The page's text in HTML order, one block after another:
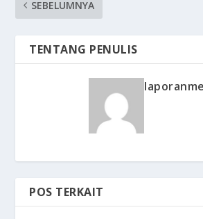
SEBELUMNYA
TENTANG PENULIS
POS TERKAIT